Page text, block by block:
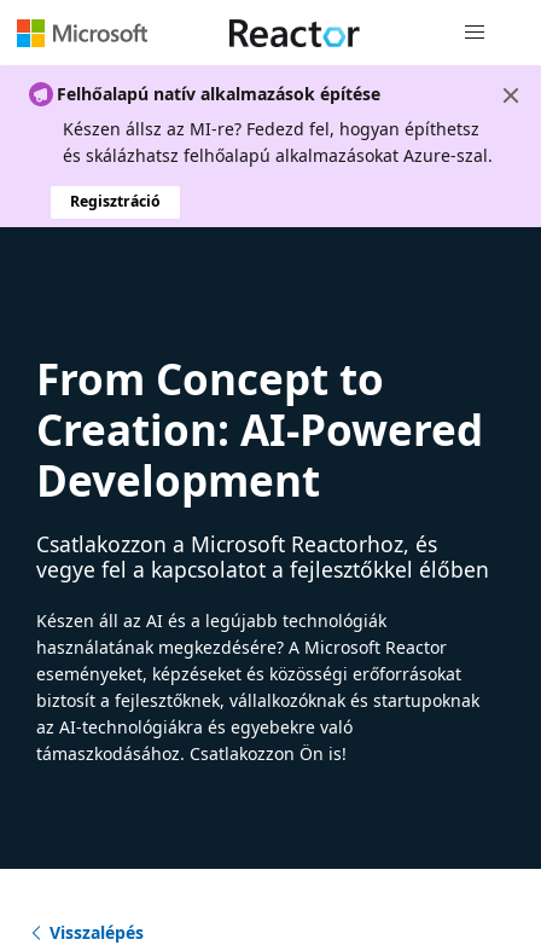
Felhőalapú natív alkalmazások építése
Készen állsz az MI-re? Fedezd fel, hogyan építhetsz
és skálázhatsz felhőalapú alkalmazásokat Azure-szal.
Regisztráció
From Concept to
Creation: AI-Powered
Development
Csatlakozzon a Microsoft Reactorhoz, és
vegye fel a kapcsolatot a fejlesztőkkel élőben
Készen áll az AI és a legújabb technológiák
használatának megkezdésére? A Microsoft Reactor
eseményeket, képzéseket és közösségi erőforrásokat
biztosít a fejlesztőknek, vállalkozóknak és startupoknak
az AI-technológiákra és egyebekre való
támaszkodásához. Csatlakozzon Ön is!
Visszalépés